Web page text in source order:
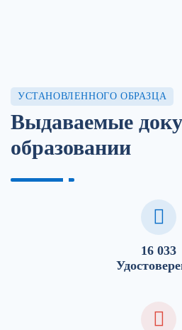
УСТАНОВЛЕННОГО ОБРАЗЦА
Выдаваемые
образовании
16 033